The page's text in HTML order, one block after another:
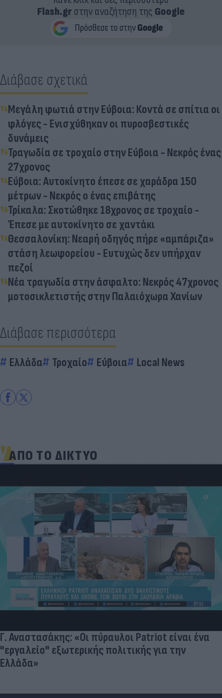
Flash.grστην αναζήτηση της Google
Διάβασε σχετικά
Μεγάλη φωτιά στην Εύβοια: Κοντά σε σπίτια οι
φλόγες - Ενισχύθηκαν οι πυροσβεστικές
δυνάμεις
Τραγωδία σε τροχαίο στην Εύβοια - Νεκρός ένας
27χρονος
Εύβοια: Αυτοκίνητο έπεσε σε χαράδρα 150
μέτρων - Νεκρός ο ένας επιβάτης
Τρίκαλα: Σκοτώθηκε 18χρονος σε τροχαίο -
Έπεσε με αυτοκίνητο σε χαντάκι
Θεσσαλονίκη: Νεαρή οδηγός πήρε «αμπάριζα»
στάση λεωφορείου - Ευτυχώς δεν υπήρχαν
πεζοί
Νέα τραγωδία στην άσφαλτο: Νεκρός 47χρονος
μοτοσικλετιστής στην Παλαιόχωρα Χανίων
Διάβασε περισσότερα
Ελλάδα Τροχαίο Εύβοια Local News
ΑΠΟ ΤΟ ΔΙΚΤΥΟ
Καλοκαιρινές διακοπές: Γιατί ο
είναι απαραίτητος για την ψυχική υγεία